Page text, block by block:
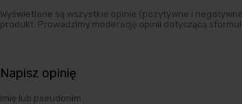
Wyświetlane są wszystkie opinie (pozytywne i
produkt. Prowadzimy moderację opinii dotyczącą
Napisz opinię
Imię lub pseudonim